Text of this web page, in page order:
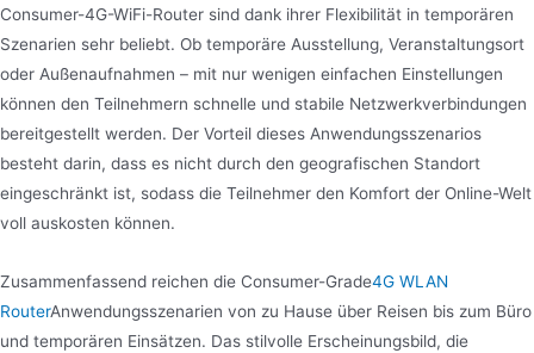
Consumer-4G-WiFi-Router sind dank ihrer Flexibilität in temporären
Szenarien sehr beliebt. Ob temporäre Ausstellung, Veranstaltungsort
oder Außenaufnahmen – mit nur wenigen einfachen Einstellungen
können den Teilnehmern schnelle und stabile Netzwerkverbindungen
bereitgestellt werden. Der Vorteil dieses Anwendungsszenarios
besteht darin, dass es nicht durch den geografischen Standort
eingeschränkt ist, sodass die Teilnehmer den Komfort der Online-Welt
voll auskosten können.
Zusammenfassend reichen die Consumer-Grade4G WLAN
RouterAnwendungsszenarien von zu Hause über Reisen bis zum Büro
und temporären Einsätzen. Das stilvolle Erscheinungsbild, die